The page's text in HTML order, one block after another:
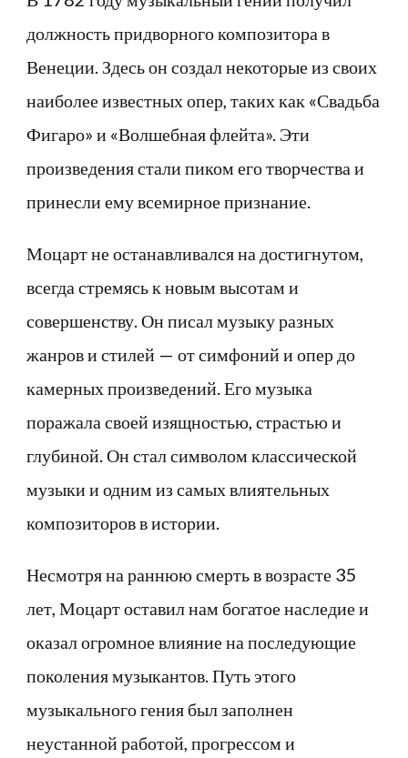
должность придворного композитора в
Венеции. Здесь он создал некоторые из своих
наиболее известных опер, таких как «Свадьба
Фигаро» и «Волшебная флейта». Эти
произведения стали пиком его творчества и
принесли ему всемирное признание.
Моцарт не останавливался на достигнутом,
всегда стремясь к новым высотам и
совершенству. Он писал музыку разных
жанров и стилей — от симфоний и опер до
камерных произведений. Его музыка
поражала своей изящностью, страстью и
глубиной. Он стал символом классической
музыки и одним из самых влиятельных
композиторов в истории.
Несмотря на раннюю смерть в возрасте 35
лет, Моцарт оставил нам богатое наследие и
оказал огромное влияние на последующие
поколения музыкантов. Путь этого
музыкального гения был заполнен
неустанной работой, прогрессом и